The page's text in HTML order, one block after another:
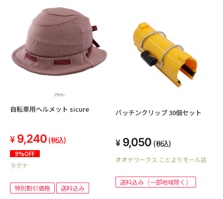
自転車用ヘルメット sicure
9,240 (税込)
9%OFF
ラグナ
特別割引価格 送料込み
パッチンクリップ 30個セット
9,050 (税込)
オオチワークス ことよりモール店
送料込み（一部地域除く）